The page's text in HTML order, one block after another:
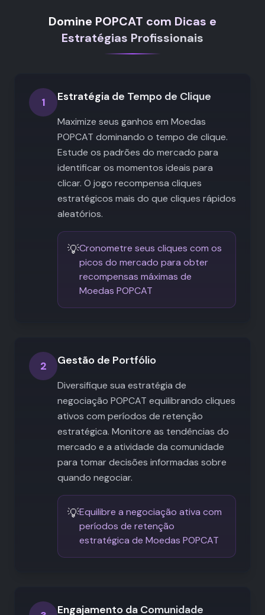
Domine POPCAT com Dicas e
Estratégias Profissionais
1 Estratégia de Tempo de Clique
Maximize seus ganhos em Moedas
POPCAT dominando o tempo de clique.
Estude os padrões do mercado para
identificar os momentos ideais para
clicar. O jogo recompensa cliques
estratégicos mais do que cliques rápidos
aleatórios.
💡Cronometre seus cliques com os
picos do mercado para obter
recompensas máximas de
Moedas POPCAT
2 Gestão de Portfólio
Diversifique sua estratégia de
negociação POPCAT equilibrando cliques
ativos com períodos de retenção
estratégica. Monitore as tendências do
mercado e a atividade da comunidade
para tomar decisões informadas sobre
quando negociar.
💡Equilibre a negociação ativa com
períodos de retenção
estratégica de Moedas POPCAT
Engajamento da Comunidade